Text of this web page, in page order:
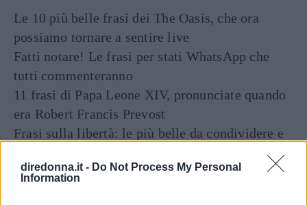
diredonna.it - Do Not Process My Personal
Information
Le 10 più belle frasi dei The Oasis, che ora
possiamo tornare a sentire live
Fatti notare! Le frasi per stati WhatsApp che
tutti commenteranno
11 frasi di Papa Leone XIV, pronunciate quando
era Robert Francis Prevost
Frasi sulla libertà: le più belle da condividere e
Tailleur cerimonia 2025 economici: i più belli di